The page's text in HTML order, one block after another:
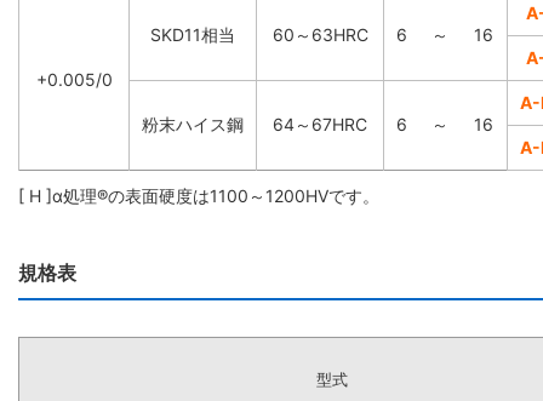
+0.005/0
SKD11相当 60～63HRC 6 ～ 16
粉末ハイス鋼 64～67HRC 6 ～ 16
A-
A-
[ H ]α処理®の表面硬度は1100～1200HVです。
規格表
型式